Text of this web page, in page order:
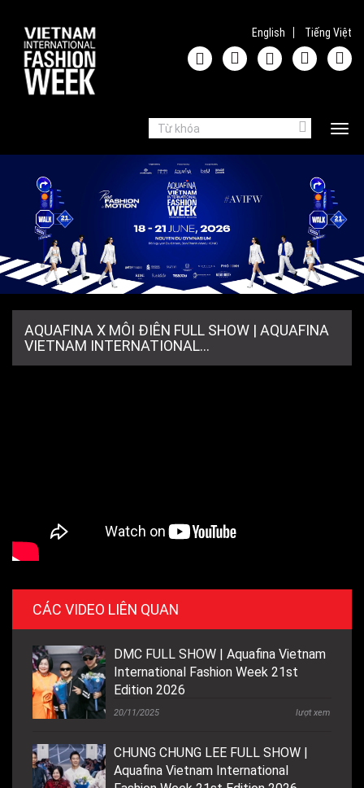
English
Tiếng Việt
BIỂU MẪU TÌM
KIẾM
Tìm kiếm
AQUAFINA X MÔI ĐIÊN FULL SHOW | AQUAFINA
VIETNAM INTERNATIONAL...
CÁC VIDEO LIÊN QUAN
DMC FULL SHOW | Aquafina Vietnam
International Fashion Week 21st
Edition 2026
20/11/2025 lượt xem
CHUNG CHUNG LEE FULL SHOW |
Aquafina Vietnam International